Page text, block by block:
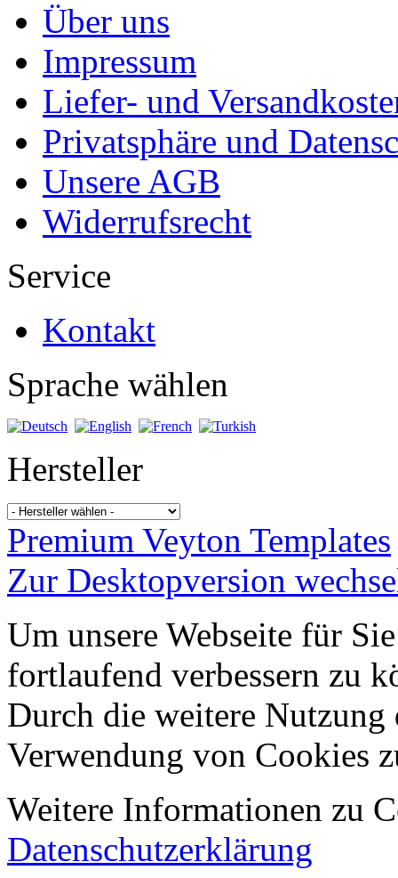
Über uns
Impressum
Liefer- und
Privatsphäre und
Unsere AGB
Widerrufsrecht
Service
Kontakt
Sprache wählen
Hersteller
Premium Veyton Templates
Zur Desktopversion
Um unsere Webseite für
fortlaufend verbessern zu
Durch die weitere Nutzung
Verwendung von Cookies
Weitere Informationen zu
Datenschutzerklärung